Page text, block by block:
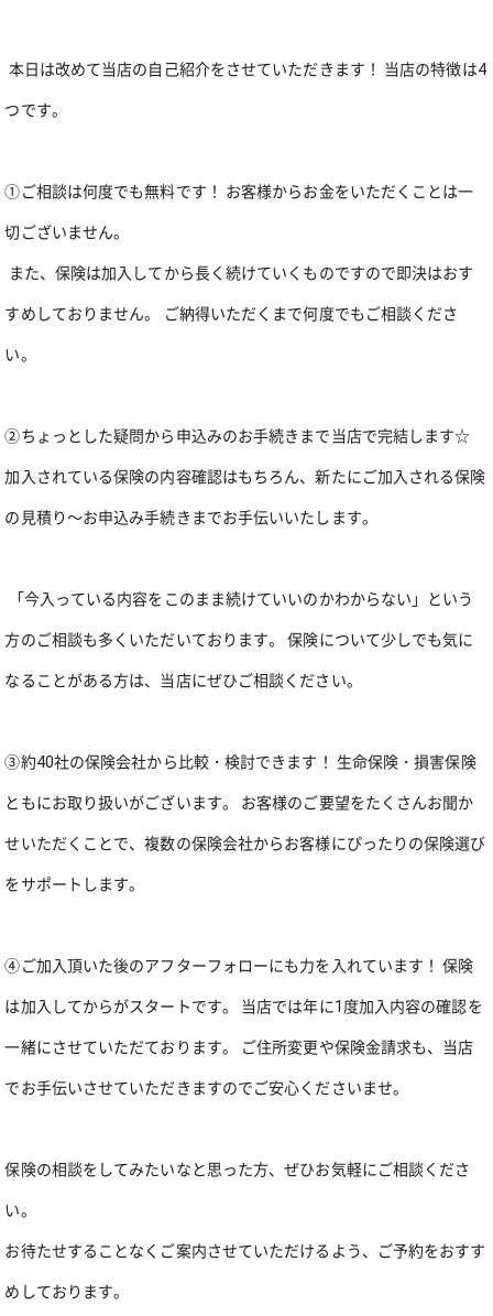
本日は改めて当店の自己紹介をさせていただきます！ 当店の特徴は4
つです。
①ご相談は何度でも無料です！ お客様からお金をいただくことは一
切ございません。
また、保険は加入してから長く続けていくものですので即決はおす
すめしておりません。 ご納得いただくまで何度でもご相談くださ
い。
②ちょっとした疑問から申込みのお手続きまで当店で完結します☆
加入されている保険の内容確認はもちろん、新たにご加入される保険
の見積り～お申込み手続きまでお手伝いいたします。
「今入っている内容をこのまま続けていいのかわからない」という
方のご相談も多くいただいております。 保険について少しでも気に
なることがある方は、当店にぜひご相談ください。
③約40社の保険会社から比較・検討できます！ 生命保険・損害保険
ともにお取り扱いがございます。 お客様のご要望をたくさんお聞か
せいただくことで、複数の保険会社からお客様にぴったりの保険選び
をサポートします。
④ご加入頂いた後のアフターフォローにも力を入れています！ 保険
は加入してからがスタートです。 当店では年に1度加入内容の確認を
一緒にさせていただております。 ご住所変更や保険金請求も、当店
でお手伝いさせていただきますのでご安心くださいませ。
保険の相談をしてみたいなと思った方、ぜひお気軽にご相談くださ
い。
お待たせすることなくご案内させていただけるよう、ご予約をおすす
めしております。